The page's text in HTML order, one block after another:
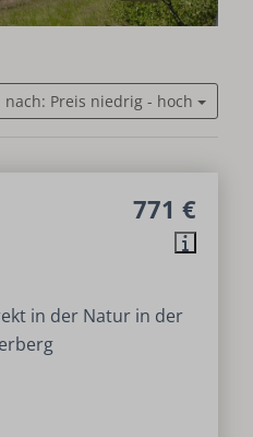
nach: Preis niedrig - hoch
771 €
in der Natur in der